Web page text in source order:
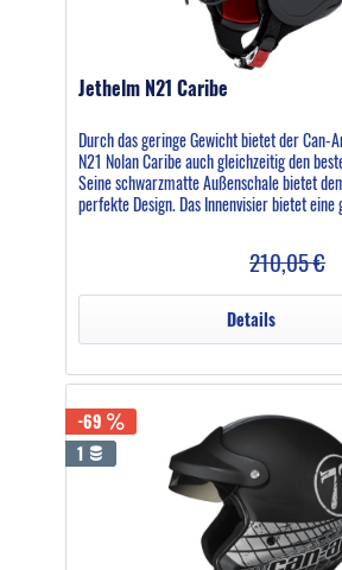
Jethelm N21 Caribe
Durch das geringe Gewicht bietet der Can-
N21 Nolan Caribe auch gleichzeitig den
Seine schwarzmatte Außenschale bietet
perfekte Design. Das Innenvisier bietet
210,05 €
Details
-69
1